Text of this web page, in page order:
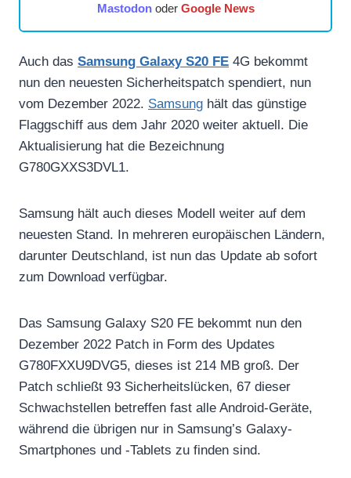
Mastodonoder Google News
Auch das Samsung Galaxy S20 FE 4G bekommt
nun den neuesten Sicherheitspatch spendiert, nun
vom Dezember 2022. Samsung hält das günstige
Flaggschiff aus dem Jahr 2020 weiter aktuell. Die
Aktualisierung hat die Bezeichnung
G780GXXS3DVL1.
Samsung hält auch dieses Modell weiter auf dem
neuesten Stand. In mehreren europäischen Ländern,
darunter Deutschland, ist nun das Update ab sofort
zum Download verfügbar.
Das Samsung Galaxy S20 FE bekommt nun den
Dezember 2022 Patch in Form des Updates
G780FXXU9DVG5, dieses ist 214 MB groß. Der
Patch schließt 93 Sicherheitslücken, 67 dieser
Schwachstellen betreffen fast alle Android-Geräte,
während die übrigen nur in Samsung’s Galaxy-
Smartphones und -Tablets zu finden sind.